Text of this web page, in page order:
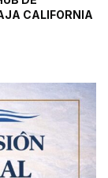
CALIFORNIA